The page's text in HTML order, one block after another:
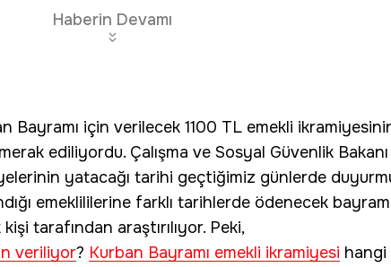
Haberin Devamı
Bayramı için verilecek 1100 TL emekli
ediliyordu. Çalışma ve Sosyal Güvenlik Bakanı
yatacağı tarihi geçtiğimiz günlerde
emeklililerine farklı tarihlerde ödenecek bayram
tarafından araştırılıyor. Peki,
veriliyor? Kurban Bayramı emekli ikramiyesi hangi